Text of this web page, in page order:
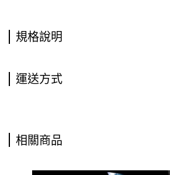
規格說明
運送方式
相關商品